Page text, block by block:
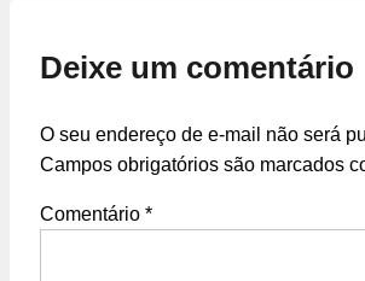
Deixe um comentário
O seu endereço de e-mail não será
Campos obrigatórios são marcados
Comentário *